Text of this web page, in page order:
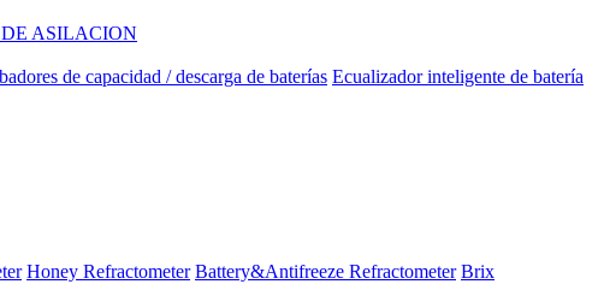
ASILACION
de capacidad / descarga de baterías Ecualizador inteligente de batería
Honey Refractometer Battery&Antifreeze Refractometer Brix